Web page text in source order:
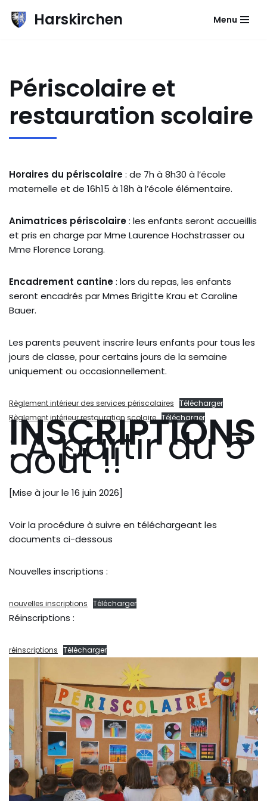
Aller
Harskirchen Menu
Périscolaire et
restauration scolaire
Horaires du périscolaire: de 7h à 8h30 à l’école
maternelle et de 16h15 à 18h à l’école élémentaire.
Animatrices périscolaire: les enfants seront accueillis
et pris en charge par Mme Laurence Hochstrasser ou
Mme Florence Lorang.
Encadrement cantine: lors du repas, les enfants
seront encadrés par Mmes Brigitte Krau et Caroline
Bauer.
Les parents peuvent inscrire leurs enfants pour tous les
jours de classe, pour certains jours de la semaine
uniquement ou occasionnellement.
Règlement intérieur des services périscolaires Télécharger
Règlement intérieur restauration scolaire Télécharger
INSCRIPTIONS
: A partir du 5
août !!
[Mise à jour le 16 juin 2026]
Voir la procédure à suivre en téléchargeant les
documents ci-dessous
Nouvelles inscriptions :
nouvelles inscriptions Télécharger
Réinscriptions :
réinscriptions Télécharger